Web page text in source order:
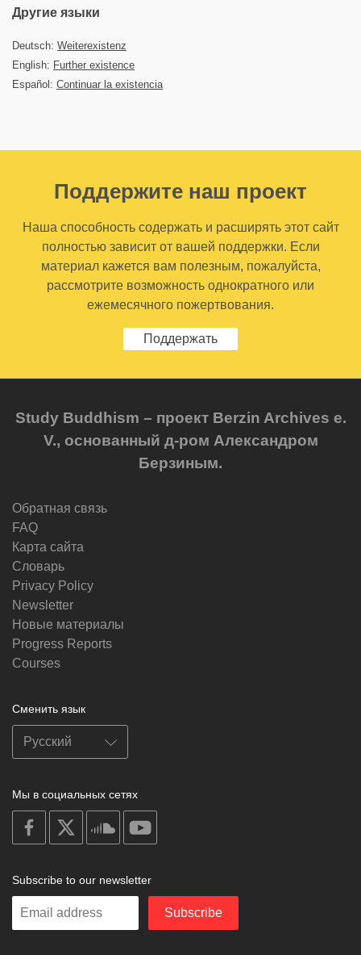
Другие языки
Deutsch: Weiterexistenz
English: Further existence
Español: Continuar la existencia
Поддержите наш проект
Наша способность содержать и расширять этот сайт
полностью зависит от вашей поддержки. Если
материал кажется вам полезным, пожалуйста,
рассмотрите возможность однократного или
ежемесячного пожертвования.
Поддержать
Study Buddhism – проект Berzin Archives e.
V., основанный д-ром Александром
Берзиным.
Обратная связь
FAQ
Карта сайта
Словарь
Privacy Policy
Newsletter
Новые материалы
Progress Reports
Courses
Сменить язык
Мы в социальных сетях
on
facebook
soundcloud
Subscribe to our newsletter
Enter
Subscribe